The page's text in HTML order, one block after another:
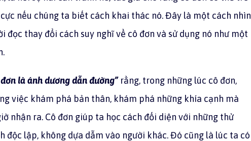
nếu chúng ta biết cách khai thác nó. Đây là một cách nhìn
đọc thay đổi cách suy nghĩ về cô đơn và sử dụng nó như một
là ánh dương dẫn đường”rằng, trong những lúc cô đơn,
việc khám phá bản thân, khám phá những khía cạnh mà
nhận ra. Cô đơn giúp ta học cách đối diện với những thử
độc lập, không dựa dẫm vào người khác. Đó cũng là lúc ta có